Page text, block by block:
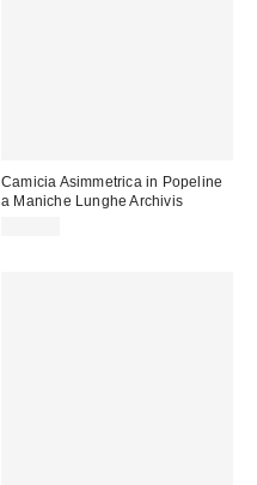
Camicia Asimmetrica in Popeline
a Maniche Lunghe Archivis